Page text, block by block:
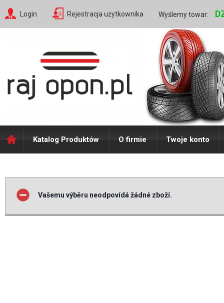
Login Rejestracja użytkownika Wyślemy towar:
Katalog Produktów O firmie Twoje konto
Vašemu výběru neodpovídá žádné zboží.